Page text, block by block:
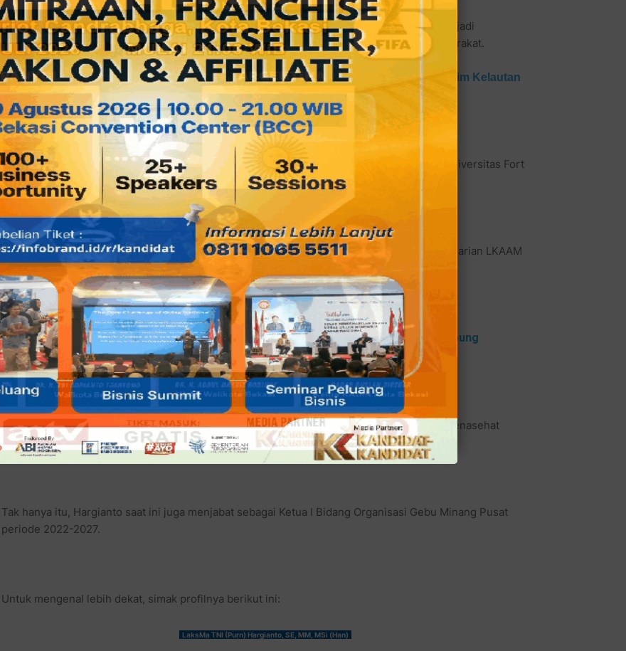
Meski saat ini Hargianto sudah tidak menjabat lagi sebagai Danlantamal Padang dan sudah jadi
purnawirawan TNI AL, namun Hargianto masih tampak aktif dalam berbagai kegiatan masyarakat.
Baca juga: Heikal Safar Sambangi Jenderal (Mar) Nono Sampono Bicarakan Geomaritim Kelautan
dan Kaitannya dengan Pemilu 2024
Teranyar, Alumni SMAN III Bukittinggi ini terpantau memberikan kuliah umum di kampus Universitas Fort
de Kock Bukittinggi pada Senin, 20 Maret 2023.
Saat ini, Hargianto ternyata menjabat di sejumlah organisasi, di antaranya sebagai Ketua I Harian LKAAM
Sumbar periode 2022-2026.
Baca juga:
LaksMa TNI (Purn) Hargianto Jadi Bacaleg Karena Ingin Membangun Kampung
Halamannya Bukittinggi Terlebih Dulu
Kemudian sebagai Ketua Tim Pakar Pemuda Pancasila periode 2022-2027, Ketua Dewan Penasehat
Masyarakat Pecinta Organik Periode 2022-2027.
Tak hanya itu, Hargianto saat ini juga menjabat sebagai Ketua I Bidang Organisasi Gebu Minang Pusat
periode 2022-2027.
Untuk mengenal lebih dekat, simak profilnya berikut ini:
LaksMa TNI (Purn) Hargianto, SE, MM, MSi (Han)